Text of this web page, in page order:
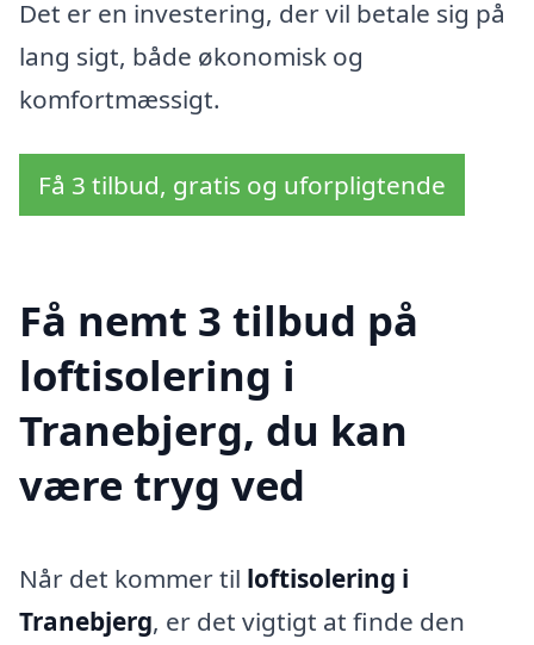
Det er en investering, der vil betale sig på
lang sigt, både økonomisk og
komfortmæssigt.
Få 3 tilbud, gratis og uforpligtende
Få nemt 3 tilbud på
loftisolering i
Tranebjerg, du kan
være tryg ved
Når det kommer til loftisolering i
Tranebjerg, er det vigtigt at finde den